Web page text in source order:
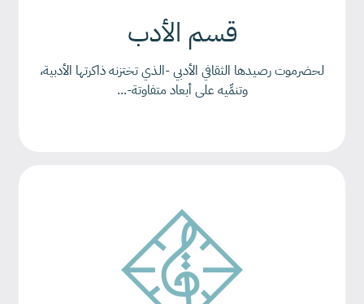
قسم الأدب
لحضرموت رصيدها الثقافي الأدبي -الذي تختزنه ذاكرتها الأدبية،
وتنمِّيه على أبعاد متفاوتة-...